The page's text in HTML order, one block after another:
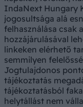
IndaNext Hungary
jogosultsága alá
felhasználása csak
hozzájárulásával
linkeken elérhető
semmilyen
Jogtulajdonos
tájékoztatás
tájékoztatásból
helytállást nem